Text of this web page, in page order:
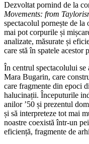
Dezvoltat pornind de la
Movements: from
spectacolul pornește de
mai pot corpurile și
analizate, măsurate și
care stă în spatele acestor
În centrul spectacolului
Mara Bugarin, care
care fragmente din epoci
halucinații. Începuturile
anilor ’50 și prezentul
și să interpreteze tot mai
noastre coexistă într-un
eficiență, fragmente de